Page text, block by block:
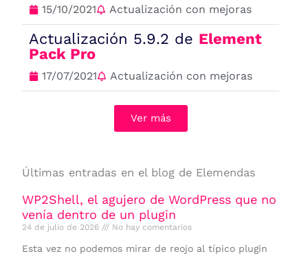
15/10/2021 Actualización con mejoras
Actualización 5.9.2 de Element
Pack Pro
17/07/2021 Actualización con mejoras
Ver más
Últimas entradas en el blog de Elemendas
WP2Shell, el agujero de WordPress que no
venía dentro de un plugin
24 de julio de 2026 No hay comentarios
Esta vez no podemos mirar de reojo al típico plugin